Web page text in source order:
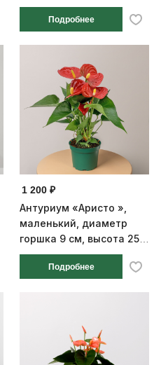
высота 25 см
Подробнее
1 200 ₽
Антуриум «Аристо »,
маленький, диаметр
горшка 9 см, высота 25
см
Подробнее